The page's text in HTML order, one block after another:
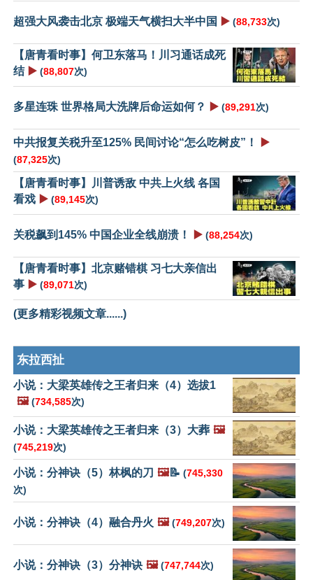
超强大风袭击北京 极端天气横扫大半中国 ▶️ (88,733次)
【唐青看时事】何卫东落马！川习通话成死
结 ▶️ (88,807次)
多星连珠 世界格局大洗牌后命运如何？ ▶️ (89,291次)
中共报复关税升至125% 民间讨论“怎么吃树皮”！ ▶️
(87,325次)
【唐青看时事】川普诱敌 中共上火线 各国
看戏 ▶️ (89,145次)
关税飙到145% 中国企业全线崩溃！ ▶️ (88,254次)
【唐青看时事】北京赌错棋 习七大亲信出
事 ▶️ (89,071次)
(更多精彩视频文章......)
东拉西扯
小说：大梁英雄传之王者归来（4）选拔1
🖼️ (734,585次)
小说：大梁英雄传之王者归来（3）大葬 🖼️
(745,219次)
小说：分神诀（5）林枫的刀 🖼️📝 (745,330
次)
小说：分神诀（4）融合丹火 🖼️ (749,207次)
小说：分神诀（3）分神诀 🖼️ (747,744次)